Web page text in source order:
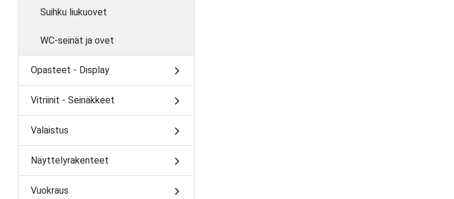
Suihku liukuovet
WC-seinät ja ovet
Opasteet - Display
Vitriinit - Seinäkkeet
Valaistus
Näyttelyrakenteet
Vuokraus